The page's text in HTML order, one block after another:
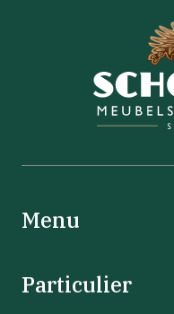
Menu
Particulier